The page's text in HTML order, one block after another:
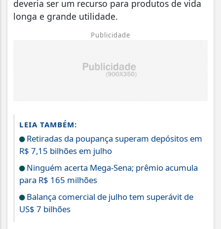
deveria ser um recurso para produtos de vida
longa e grande utilidade.
Publicidade
LEIA TAMBÉM:
Retiradas da poupança superam depósitos em
R$ 7,15 bilhões em julho
Ninguém acerta Mega-Sena; prêmio acumula
para R$ 165 milhões
Balança comercial de julho tem superávit de
US$ 7 bilhões